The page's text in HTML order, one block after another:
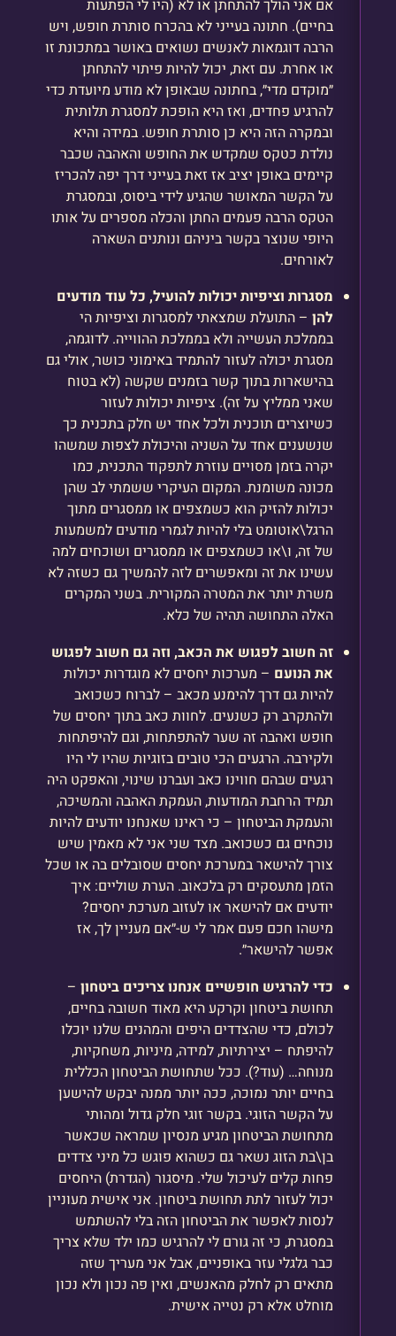
אם אני הולך להתחתן או לא (היו לי הפתעות
בחיים). חתונה בעייני לא בהכרח סותרת חופש, ויש
הרבה דוגמאות לאנשים נשואים באושר במתכונת זו
או אחרת. עם זאת, יכול להיות פיתוי להתחתן
״מוקדם מדי״, בחתונה שבאופן לא מודע מיועדת כדי
להרגיע פחדים, ואז היא הופכת למסגרת תלותית
ובמקרה הזה היא כן סותרת חופש. במידה והיא
נולדת כטקס שמקדש את החופש והאהבה שכבר
קיימים באופן יציב אז זאת בעייני דרך יפה להכריז
על הקשר המאושר שהגיע לידי ביסוס, ובמסגרת
הטקס הרבה פעמים החתן והכלה מספרים על אותו
היופי שנוצר בקשר ביניהם ונותנים השארה
לאורחים.
מסגרות וציפיות יכולות להועיל, כל עוד מודעים
להן – התועלת שמצאתי למסגרות וציפיות הי
בממלכת העשייה ולא בממלכת ההווייה. לדוגמה,
מסגרת יכולה לעזור להתמיד באימוני כושר, אולי גם
בהישארות בתוך קשר בזמנים שקשה (לא בטוח
שאני ממליץ על זה). ציפיות יכולות לעזור
כשיוצרים תוכנית ולכל אחד יש חלק בתכנית כך
שנשענים אחד על השניה והיכולת לצפות שמשהו
יקרה בזמן מסויים עוזרת לתפקוד התכנית, כמו
מכונה משומנת. המקום העיקרי ששמתי לב שהן
יכולות להזיק הוא כשמצפים או ממסגרים מתוך
הרגל\אוטומט בלי להיות לגמרי מודעים למשמעות
של זה, ו\או כשמצפים או ממסגרים ושוכחים למה
עשינו את זה ומאפשרים לזה להמשיך גם כשזה לא
משרת יותר את המטרה המקורית. בשני המקרים
האלה התחושה תהיה של כלא.
זה חשוב לפגוש את הכאב, וזה גם חשוב לפגוש
את הנועם – מערכות יחסים לא מוגדרות יכולות
להיות גם דרך להימנע מכאב – לברוח כשכואב
ולהתקרב רק כשנעים. לחוות כאב בתוך יחסים של
חופש ואהבה זה שער להתפתחות, וגם להיפתחות
ולקירבה. הרגעים הכי טובים בזוגיות שהיו לי היו
רגעים שבהם חווינו כאב ועברנו שינוי, והאפקט היה
תמיד הרחבת המודעות, העמקת האהבה והמשיכה,
והעמקת הביטחון – כי ראינו שאנחנו יודעים להיות
נוכחים גם כשכואב. מצד שני אני לא מאמין שיש
צורך להישאר במערכת יחסים שסובלים בה או שכל
הזמן מתעסקים רק בלכאוב. הערת שוליים: איך
יודעים אם להישאר או לעזוב מערכת יחסים?
מישהו חכם פעם אמר לי ש-״אם מעניין לך, אז
אפשר להישאר״.
כדי להרגיש חופשיים אנחנו צריכים ביטחון –
תחושת ביטחון וקרקע היא מאוד חשובה בחיים,
לכולם, כדי שהצדדים היפים והמהנים שלנו יוכלו
להיפתח – יצירתיות, למידה, מיניות, משחקיות,
מנוחה… (עוד?). ככל שתחושת הביטחון הכללית
בחיים יותר נמוכה, ככה יותר ממנה יבקש להישען
על הקשר הזוגי. בקשר זוגי חלק גדול ומהותי
מתחושת הביטחון מגיע מנסיון שמראה שכאשר
בן\בת הזוג נשאר גם כשהוא פוגש כל מיני צדדים
פחות קלים לעיכול שלי. מיסגור (הגדרת) היחסים
יכול לעזור לתת תחושת ביטחון. אני אישית מעוניין
לנסות לאפשר את הביטחון הזה בלי להשתמש
במסגרת, כי זה גורם לי להרגיש כמו ילד שלא צריך
כבר גלגלי עזר באופניים, אבל אני מעריך שזה
מתאים רק לחלק מהאנשים, ואין פה נכון ולא נכון
מוחלט אלא רק נטייה אישית.